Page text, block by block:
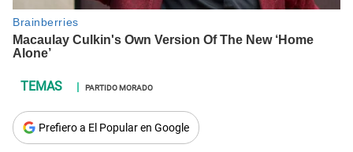
PARTIDO MORADO
Prefiero a El Popular en Google